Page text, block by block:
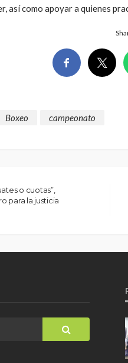
así como apoyar a quienes
Boxeo campeonato
o cuotas”,
para la justicia